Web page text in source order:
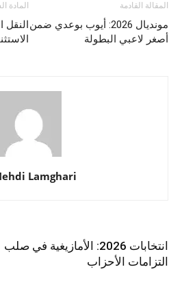
المادة المقالة القادمة
مونديال 2026: أيوب بوعدي ضمن
أصغر لاعبي البطولة
Lamghari
انتخابات 2026: الأمازيغية في صلب
التزامات الأحزاب